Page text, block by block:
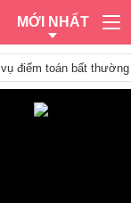
MỚI NHẤT
vụ điểm toán bất